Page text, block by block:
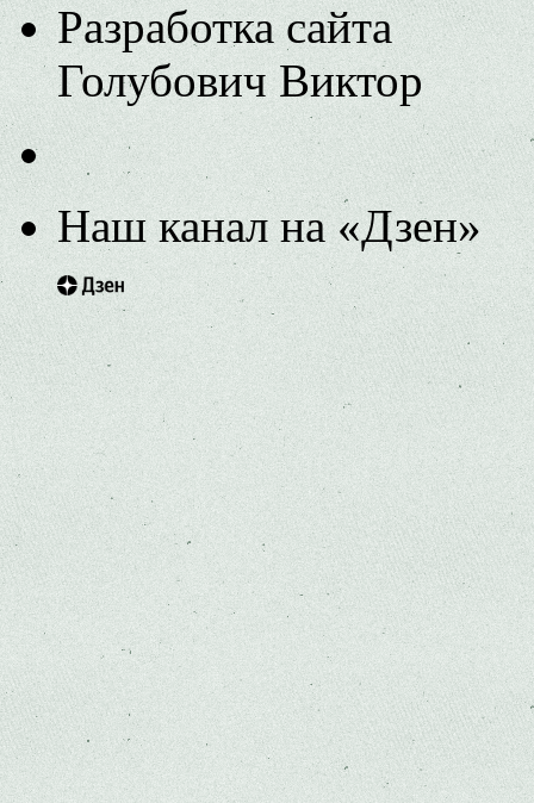
Разработка сайта
Голубович Виктор
Наш канал на «Дзен»